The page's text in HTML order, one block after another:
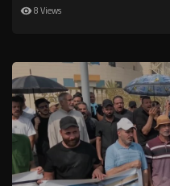
8 Views